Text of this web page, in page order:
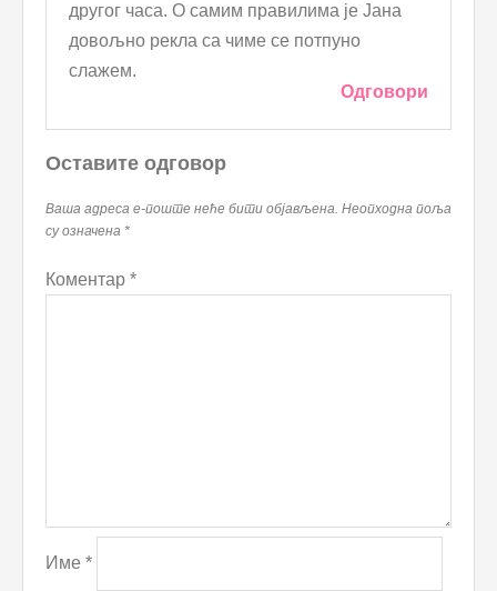
другог часа. О самим правилима је Јана
довољно рекла са чиме се потпуно
слажем.
Одговори
Оставите одговор
Ваша адреса е-поште неће бити објављена. Неопходна поља
су означена *
Коментар *
Име *